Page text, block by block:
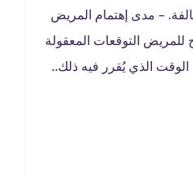
– مدى إهتمام المريض
التوقعات المعقولة
الذي يُقرر فيه ذلك..